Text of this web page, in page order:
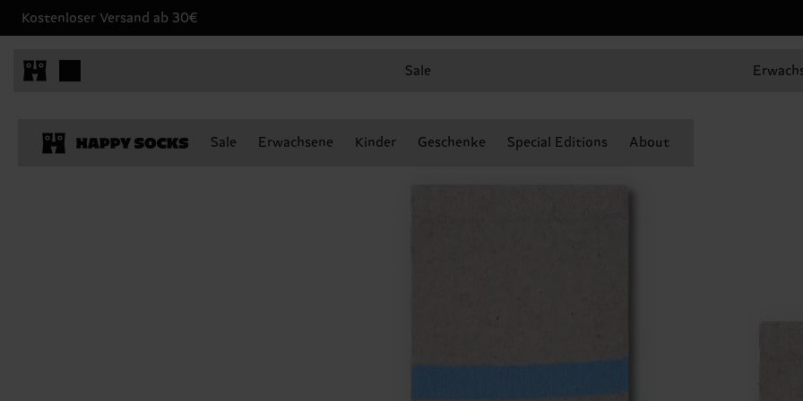
Kostenloser Versand ab 30€
Sale
Sale Erwachsene Kinder Geschenke Special Editions About